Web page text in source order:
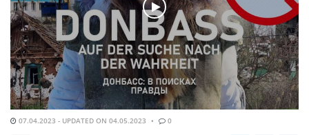
07.04.2023 - UPDATED ON 04.05.2023 0